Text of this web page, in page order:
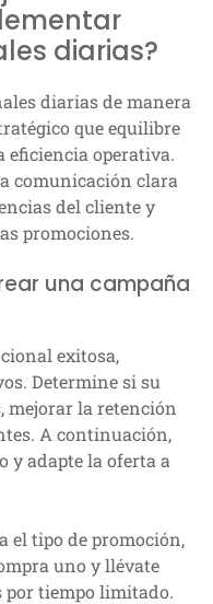
diarias?
diarias de manera
que equilibre
eficiencia operativa.
comunicación clara
del cliente y
promociones.
una campaña
exitosa,
Determine si su
mejorar la retención
A continuación,
y adapte la oferta a
el tipo de promoción,
uno y llévate
por tiempo limitado.